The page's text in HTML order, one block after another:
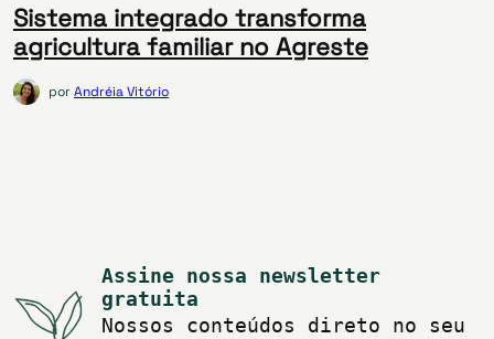
Sistema integrado transforma
agricultura familiar no Agreste
porAndréia Vitório
Assine nossa newsletter
gratuita
Nossos conteúdos direto no seu